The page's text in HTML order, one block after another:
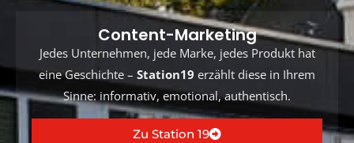
Content-Marketing
Jedes Unternehmen, jede Marke, jedes Produkt hat
eine Geschichte – Station19 erzählt diese in Ihrem
Sinne: informativ, emotional, authentisch.
Zu Station 19